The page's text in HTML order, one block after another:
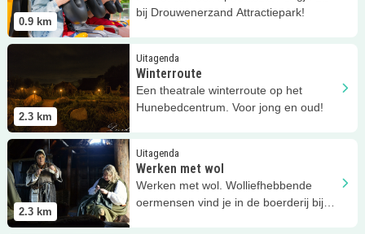
0.9 km
bij Drouwenerzand Attractiepark!
2.3 km
Uitagenda
Winterroute
Een theatrale winterroute op het
Hunebedcentrum. Voor jong en oud!
Lees meer Winterroute
2.3 km
Uitagenda
Werken met wol
Werken met wol. Wolliefhebbende
oermensen vind je in de boerderij bij
Lees meer Werken met wol